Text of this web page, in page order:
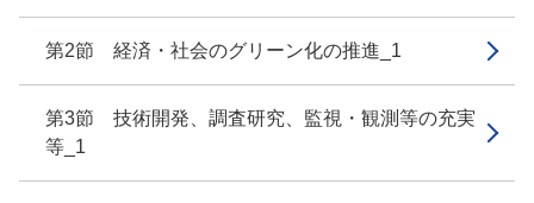
第2節 経済・社会のグリーン化の推進_1
第3節 技術開発、調査研究、監視・観測等の充実
等_1